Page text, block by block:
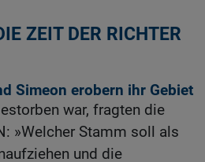
ZEIT DER RICHTER
Simeon erobern ihr Gebiet
war, fragten die
»Welcher Stamm soll als
und die